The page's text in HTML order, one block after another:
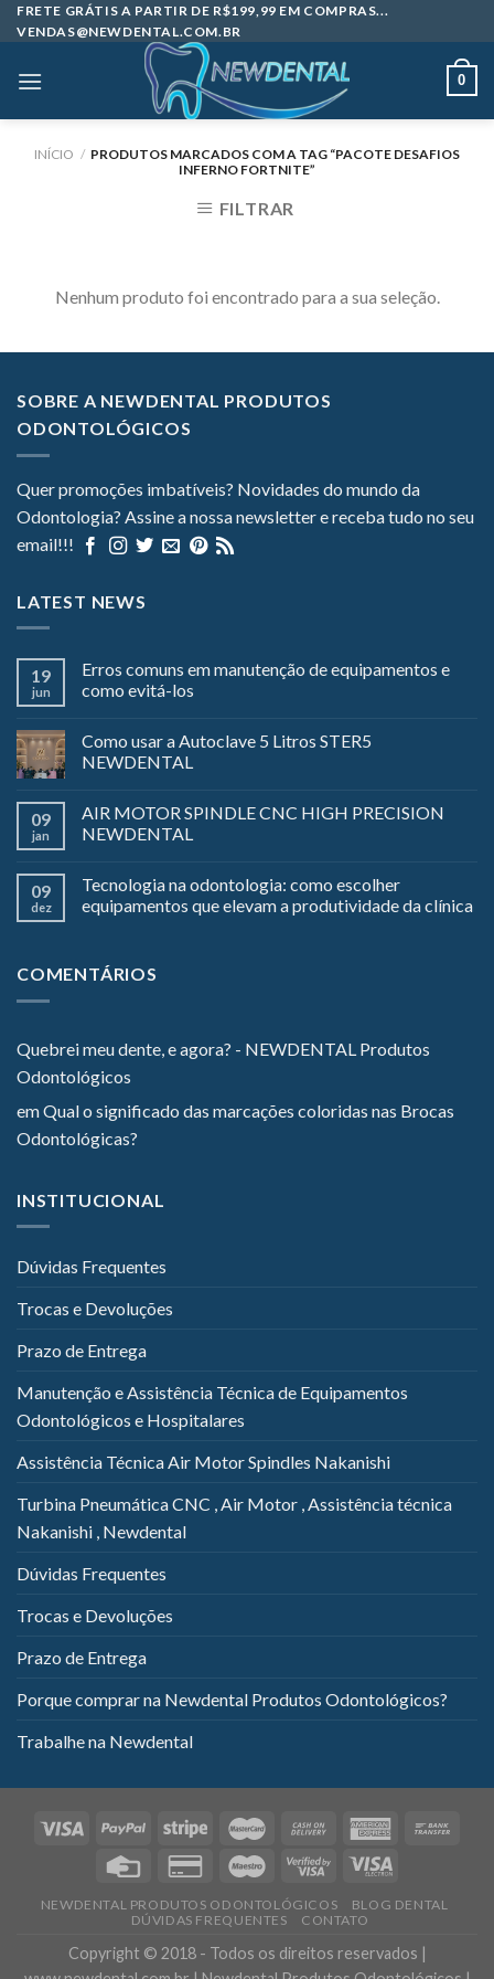
Skip
to
FRETE GRÁTIS A PARTIR DE R$199,99 EM COMPRAS...
VENDAS@NEWDENTAL.COM.BR
0
INÍCIO / PRODUTOS MARCADOS COM A TAG “PACOTE DESAFIOS
INFERNO FORTNITE”
FILTRAR
Nenhum produto foi encontrado para a sua seleção.
SOBRE A NEWDENTAL PRODUTOS
ODONTOLÓGICOS
Quer promoções imbatíveis? Novidades do mundo da
Odontologia? Assine a nossa newsletter e receba tudo no seu
email!!!
LATEST NEWS
19
jun
Erros comuns em manutenção de equipamentos e
como evitá-los
Como usar a Autoclave 5 Litros STER5
NEWDENTAL
09
jan
AIR MOTOR SPINDLE CNC HIGH PRECISION
NEWDENTAL
09
dez
Tecnologia na odontologia: como escolher
equipamentos que elevam a produtividade da clínica
COMENTÁRIOS
Quebrei meu dente, e agora? - NEWDENTAL Produtos
Odontológicos
emQual o significado das marcações coloridas nas Brocas
Odontológicas?
INSTITUCIONAL
Dúvidas Frequentes
Trocas e Devoluções
Prazo de Entrega
Manutenção e Assistência Técnica de Equipamentos
Odontológicos e Hospitalares
Assistência Técnica Air Motor Spindles Nakanishi
Turbina Pneumática CNC , Air Motor , Assistência técnica
Nakanishi , Newdental
Dúvidas Frequentes
Trocas e Devoluções
Prazo de Entrega
Porque comprar na Newdental Produtos Odontológicos?
Trabalhe na Newdental
NEWDENTAL PRODUTOS ODONTOLÓGICOS
BLOG DENTAL
DÚVIDAS FREQUENTES
CONTATO
Copyright © 2018 - Todos os direitos reservados |